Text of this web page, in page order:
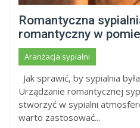
Romantyczna
romantyczny w
Aranżacja sypialni
Jak sprawić, by sypialnia
Urządzanie romantycznej
stworzyć w sypialni
warto zastosować...